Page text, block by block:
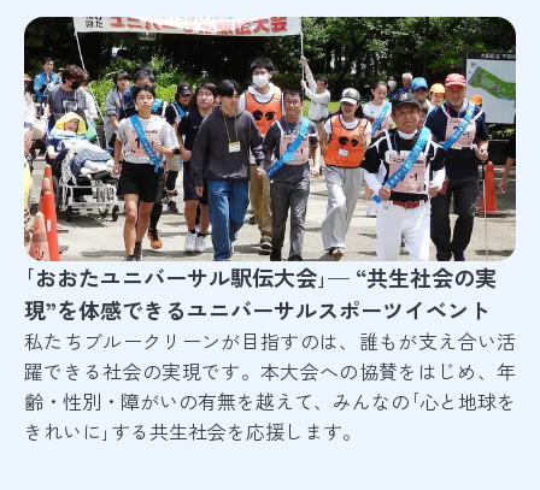
｢おおたユニバーサル駅伝大会｣— “共生社会の実
現”を体感できるユニバーサルスポーツイベント
私たちブルークリーンが目指すのは、誰もが支え合い活
躍できる社会の実現です。本大会への協賛をはじめ、年
齢・性別・障がいの有無を越えて、みんなの｢心と地球を
きれいに｣する共生社会を応援します。